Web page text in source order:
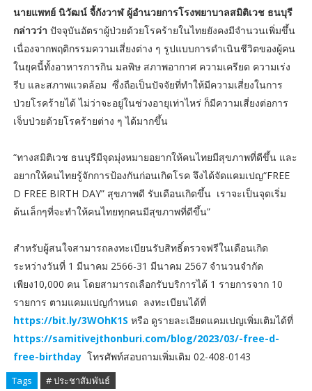
นายแพทย์ นิวัฒน์ จี้กังวาฬ ผู้อำนวยการโรงพยาบาลสมิติเวช ธนบุรี
กล่าวว่า ปัจจุบันอัตราผู้ป่วยด้วยโรคร้ายในไทยยังคงมีจำนวนเพิ่มขึ้น
เนื่องจากพฤติกรรมความเสี่ยงต่าง ๆ รูปแบบการดำเนินชีวิตของผู้คน
ในยุคนี้ทั้งอาหารการกิน มลพิษ สภาพอากาศ ความเครียด ความเร่ง
รีบ และสภาพแวดล้อม ซึ่งถือเป็นปัจจัยที่ทำให้มีความเสี่ยงในการ
ป่วยโรคร้ายได้ ไม่ว่าจะอยู่ในช่วงอายุเท่าไหร่ ก็มีความเสี่ยงต่อการ
เจ็บป่วยด้วยโรคร้ายต่าง ๆ ได้มากขึ้น
“ทางสมิติเวช ธนบุรีมีจุดมุ่งหมายอยากให้คนไทยมีสุขภาพที่ดีขึ้น และ
อยากให้คนไทยรู้จักการป้องกันก่อนเกิดโรค จึงได้จัดแคมเปญ“FREE
D FREE BIRTH DAY” สุขภาพดี รับเดือนเกิดขึ้น เราจะเป็นจุดเริ่ม
ต้นเล็กๆที่จะทำให้คนไทยทุกคนมีสุขภาพที่ดีขึ้น”
สำหรับผู้สนใจสามารถลงทะเบียนรับสิทธิ์ตรวจฟรีในเดือนเกิด
ระหว่างวันที่ 1 มีนาคม 2566-31 มีนาคม 2567 จำนวนจำกัด
เพียง10,000 คน โดยสามารถเลือกรับบริการได้ 1 รายการจาก 10
รายการ ตามแคมแปญกำหนด ลงทะเบียนได้ที่
https://bit.ly/3WOhK1S หรือ ดูรายละเอียดแคมเปญเพิ่มเติมได้ที่
https://samitivejthonburi.com/blog/2023/03/-free-d-
free-birthdayโทรศัพท์สอบถามเพิ่มเติม 02-408-0143
Tags # ประชาสัมพันธ์